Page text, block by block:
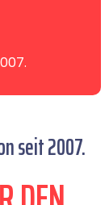
seit 2007.